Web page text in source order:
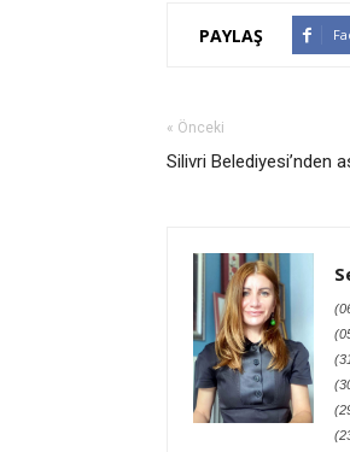
PAYLAŞ
« Önceki
Silivri Belediyesi’nden